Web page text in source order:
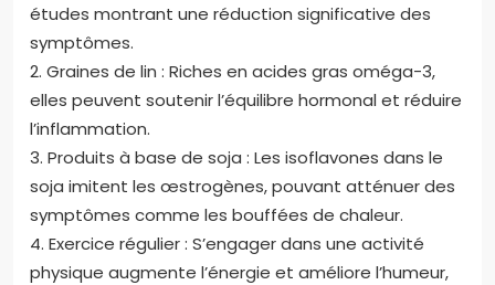
études montrant une réduction significative des
symptômes.
2. Graines de lin : Riches en acides gras oméga-3,
elles peuvent soutenir l’équilibre hormonal et réduire
l’inflammation.
3. Produits à base de soja : Les isoflavones dans le
soja imitent les œstrogènes, pouvant atténuer des
symptômes comme les bouffées de chaleur.
4. Exercice régulier : S’engager dans une activité
physique augmente l’énergie et améliore l’humeur,